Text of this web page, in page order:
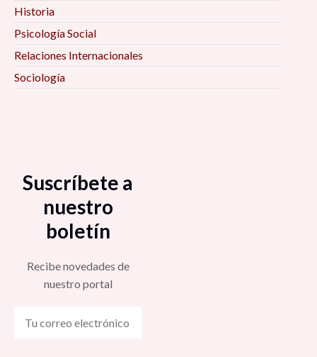
Historia
Psicología Social
Relaciones Internacionales
Sociología
Suscríbete a
nuestro
boletín
Recibe novedades de
nuestro portal